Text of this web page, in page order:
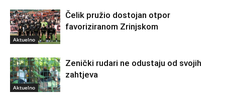
Aktuelno
Čelik pružio dostojan otpor
favoriziranom Zrinjskom
Aktuelno
Zenički rudari ne odustaju od svojih
zahtjeva